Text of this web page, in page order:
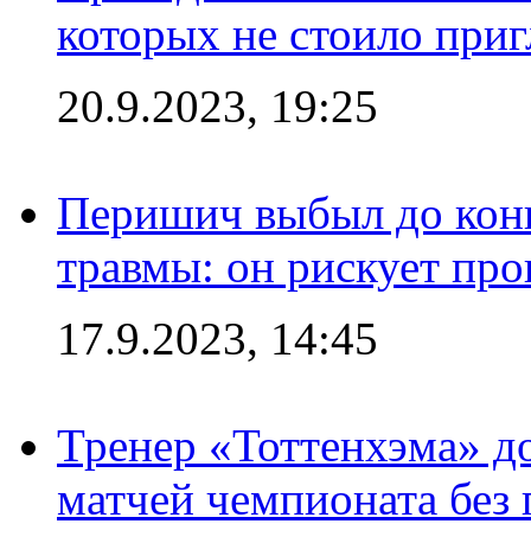
которых не стоило
20.9.2023, 19:25
Перишич выбыл до
травмы: он рискует
17.9.2023, 14:45
Тренер «Тоттенхэма»
матчей чемпионата